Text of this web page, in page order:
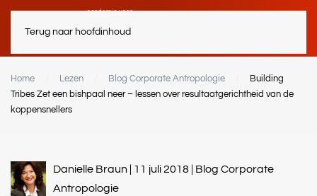
Terug naar hoofdinhoud
Home Lezen Blog Corporate Antropologie
Building
Tribes Zet een bishpaal neer – lessen over resultaatgerichtheid van de
koppensnellers
Danielle Braun | 11 juli 2018 | Blog Corporate
Antropologie